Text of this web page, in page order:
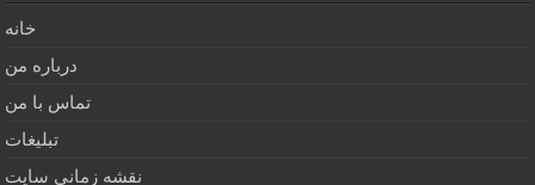
خانه
درباره من
تماس با من
تبلیغات
نقشه زمانی سایت